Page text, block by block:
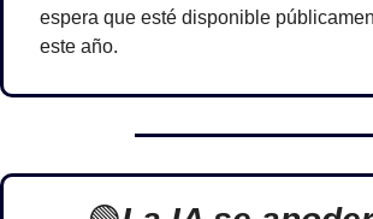
espera que esté disponible
este año.